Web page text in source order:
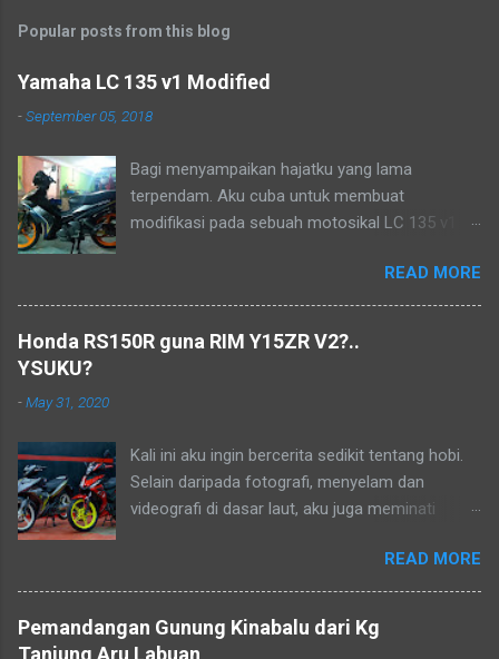
Popular posts from this blog
Yamaha LC 135 v1 Modified
-September 05, 2018
Bagi menyampaikan hajatku yang lama
terpendam. Aku cuba untuk membuat
modifikasi pada sebuah motosikal LC 135 v1
lama ia menjadi lukisan, tetapi tidak mampu
pada masa dahulu. Biarlah ianya menjadi
kenangan dalam hidup..
READ MORE
Honda RS150R guna RIM Y15ZR V2?..
YSUKU?
-May 31, 2020
Kali ini aku ingin bercerita sedikit tentang hobi.
Selain daripada fotografi, menyelam dan
videografi di dasar laut, aku juga meminati
kapcai kerana perjalanan yang sangat jimat dan
membolehkan aku untuk menikmati keindahan
alam dan dikongsikan dengan lensa kamera.
Aku dan kawan-kawan sebenarnya sudah
READ MORE
Pemandangan Gunung Kinabalu dari Kg